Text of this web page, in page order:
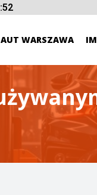
WARSZAWA